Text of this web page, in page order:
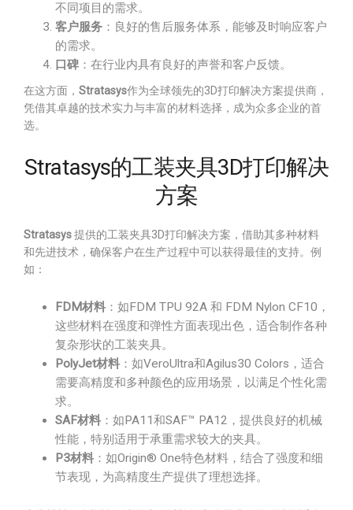
不同项目的需求。
客户服务 ：良好的售后服务体系，能够及时响应客户
的需求。
口碑 ：在行业内具有良好的声誉和客户反馈。
在这方面， Stratasys作为全球领先的3D打印解决方案提供商，
凭借其卓越的技术实力与丰富的材料选择，成为众多企业的首
选。
Stratasys的工装夹具3D打印解决
方案
Stratasys提供的工装夹具3D打印解决方案，借助其多种材料
和先进技术，确保客户在生产过程中可以获得最佳的支持。例
如：
FDM材料 ：如FDM TPU 92A 和 FDM Nylon CF10，
这些材料在强度和弹性方面表现出色，适合制作各种
复杂形状的工装夹具。
PolyJet材料 ：如VeroUltra和Agilus30 Colors，适合
需要高精度和多种颜色的应用场景，以满足个性化需
求。
SAF材料 ：如PA11和SAF™ PA12，提供良好的机械
性能，特别适用于承重需求较大的夹具。
P3材料 ：如Origin® One特色材料，结合了强度和细
节表现，为高精度生产提供了理想选择。